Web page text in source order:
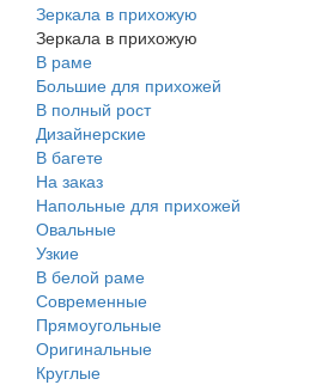
Зеркала в прихожую
Зеркала в прихожую
В раме
Большие для прихожей
В полный рост
Дизайнерские
В багете
На заказ
Напольные для прихожей
Овальные
Узкие
В белой раме
Современные
Прямоугольные
Оригинальные
Круглые